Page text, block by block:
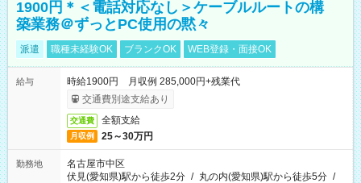
1900円＊＜電話対応なし＞ケーブルルートの構
築業務＠ずっとPC使用の黙々
派遣 職種未経験OK ブランクOK WEB登録・面接OK
給与
時給1900円 月収例 285,000円+残業代
交通費別途支給あり
交通費 全額支給
月収例 25～30万円
勤務地
名古屋市中区
伏見(愛知県)駅から徒歩2分 / 丸の内(愛知県)駅から徒歩5分 /